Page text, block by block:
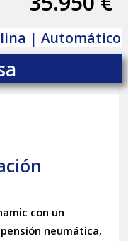
| Automático
con un
neumática,